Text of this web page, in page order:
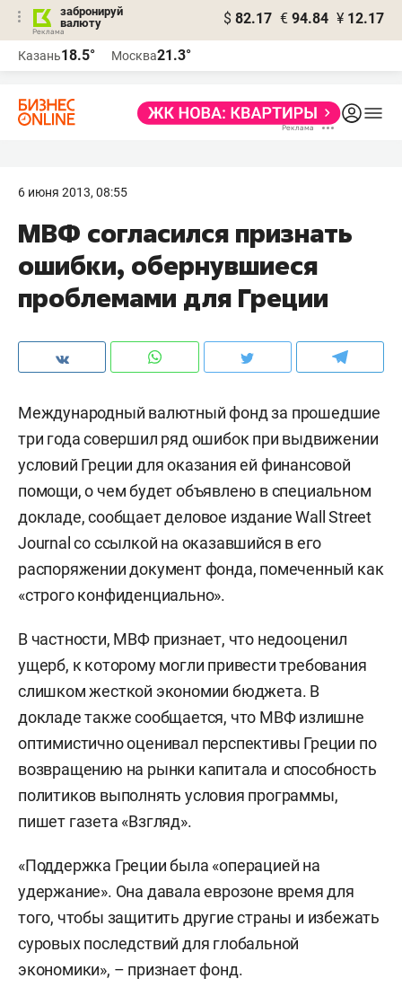
забронируй
валюту
$ 82.17 € 94.84 ¥ 12.17
Казань18.5° Москва21.3°
6 июня 2013, 08:55
МВФ согласился признать
ошибки, обернувшиеся
проблемами для Греции
Международный валютный фонд за прошедшие
три года совершил ряд ошибок при выдвижении
условий Греции для оказания ей финансовой
помощи, о чем будет объявлено в специальном
докладе, сообщает деловое издание Wall Street
Journal со ссылкой на оказавшийся в его
распоряжении документ фонда, помеченный как
«строго конфиденциально».
В частности, МВФ признает, что недооценил
ущерб, к которому могли привести требования
слишком жесткой экономии бюджета. В
докладе также сообщается, что МВФ излишне
оптимистично оценивал перспективы Греции по
возвращению на рынки капитала и способность
политиков выполнять условия программы,
пишет газета «Взгляд».
«Поддержка Греции была «операцией на
удержание». Она давала еврозоне время для
того, чтобы защитить другие страны и избежать
суровых последствий для глобальной
экономики», – признает фонд.